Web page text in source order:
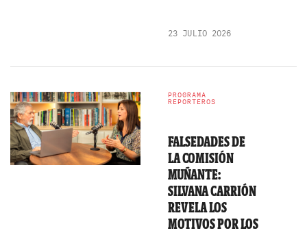
23 JULIO 2026
PROGRAMA
REPORTEROS
FALSEDADES DE
LA COMISIÓN
MUÑANTE:
SILVANA CARRIÓN
REVELA LOS
MOTIVOS POR LOS